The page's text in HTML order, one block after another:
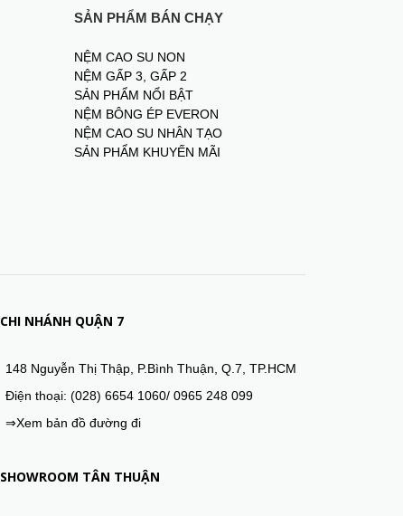
SẢN PHẨM BÁN CHẠY
NỆM CAO SU NON
NỆM GẤP 3, GẤP 2
SẢN PHẨM NỔI BẬT
NỆM BÔNG ÉP EVERON
NỆM CAO SU NHÂN TẠO
SẢN PHẨM KHUYẾN MÃI
CHI NHÁNH QUẬN 7
148 Nguyễn Thị Thập, P.Bình Thuận, Q.7, TP.HCM
Điện thoại: (028) 6654 1060/ 0965 248 099
⇒Xem bản đồ đường đi
SHOWROOM TÂN THUẬN